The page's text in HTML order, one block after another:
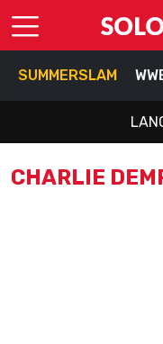
SUMMERSLAM
CHARLIE